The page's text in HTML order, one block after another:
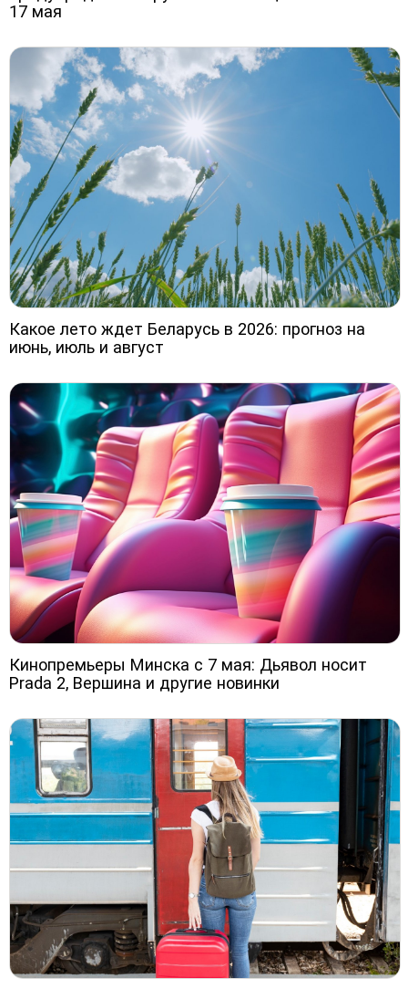
17 мая
Какое лето ждет Беларусь в 2026: прогноз на
июнь, июль и август
Кинопремьеры Минска с 7 мая: Дьявол носит
Prada 2, Вершина и другие новинки